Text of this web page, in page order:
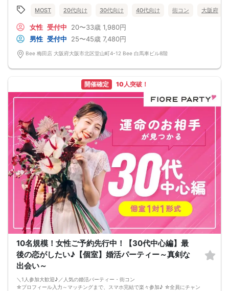
※初心者様にも安心の街コンです♪
中止の際は前日までにご連絡いたします
MOST 20代向け 30代向け 40代向け 街コン 大阪府
女性 受付中 20〜33歳 1,980円
男性 受付中 25〜45歳 7,480円
Bee 梅田店 大阪府大阪市北区堂山町4-12 Bee 白馬車ビル8階
開催確定 10人突破！
10名規模！女性ご予約先行中！【30代中心編】最
後の恋がしたい♪【個室】婚活パーティー～真剣な
出会い～
＼1人参加大歓迎♪／人気の婚活パーティー・街コン
☆プロフィール入力～マッチングまで、スマホ完結で楽々参加♪ ☆全員にチャン